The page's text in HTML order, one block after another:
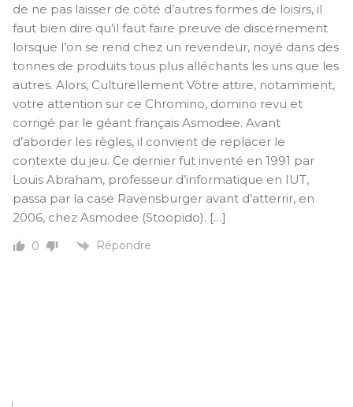
de ne pas laisser de côté d’autres formes de loisirs, il
faut bien dire qu’il faut faire preuve de discernement
lorsque l’on se rend chez un revendeur, noyé dans des
tonnes de produits tous plus alléchants les uns que les
autres. Alors, Culturellement Vôtre attire, notamment,
votre attention sur ce Chromino, domino revu et
corrigé par le géant français Asmodee. Avant
d’aborder les règles, il convient de replacer le
contexte du jeu. Ce dernier fut inventé en 1991 par
Louis Abraham, professeur d’informatique en IUT,
passa par la case Ravensburger avant d’atterrir, en
2006, chez Asmodee (Stoopido). […]
0 Répondre